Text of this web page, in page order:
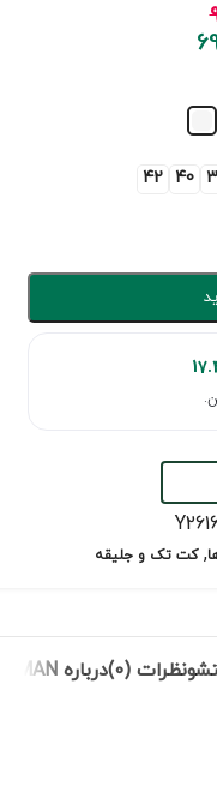
40
42
, کت تک و جلیقه
نظرات (0) درباره ROMAN